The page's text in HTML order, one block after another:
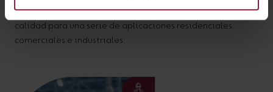
de 25 años, fabricando soluciones de iluminación de
calidad para una serie de aplicaciones residenciales,
comerciales e industriales.